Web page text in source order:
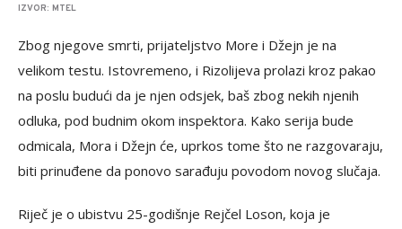
IZVOR: MTEL
Zbog njegove smrti, prijateljstvo More i Džejn je na
velikom testu. Istovremeno, i Rizolijeva prolazi kroz pakao
na poslu budući da je njen odsjek, baš zbog nekih njenih
odluka, pod budnim okom inspektora. Kako serija bude
odmicala, Mora i Džejn će, uprkos tome što ne razgovaraju,
biti prinuđene da ponovo sarađuju povodom novog slučaja.
Riječ je o ubistvu 25-godišnje Rejčel Loson, koja je